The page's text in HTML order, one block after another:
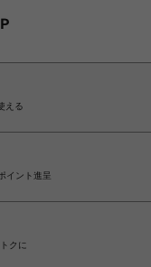
える
イント進呈
クに